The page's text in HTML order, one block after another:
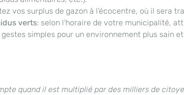
vos surplus de gazon à l’écocentre, où il sera
verts: selon l’horaire de votre municipalité,
simples pour un environnement plus sain
quand il est multiplié par des milliers de